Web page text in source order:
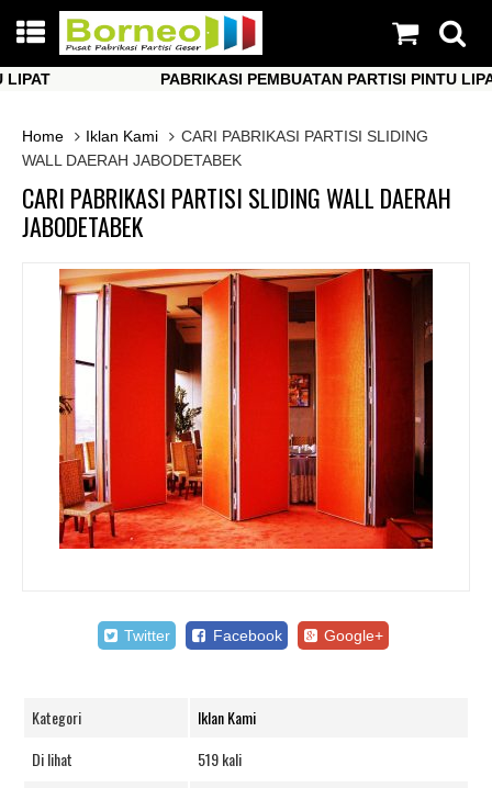
PABRIKASI PEMBUATAN PARTISI PINTU LIPAT
Home
Iklan Kami
CARI PABRIKASI PARTISI SLIDING
WALL DAERAH JABODETABEK
CARI PABRIKASI PARTISI SLIDING WALL DAERAH
JABODETABEK
Twitter Facebook Google+
Kategori
Iklan Kami
Di lihat
519 kali